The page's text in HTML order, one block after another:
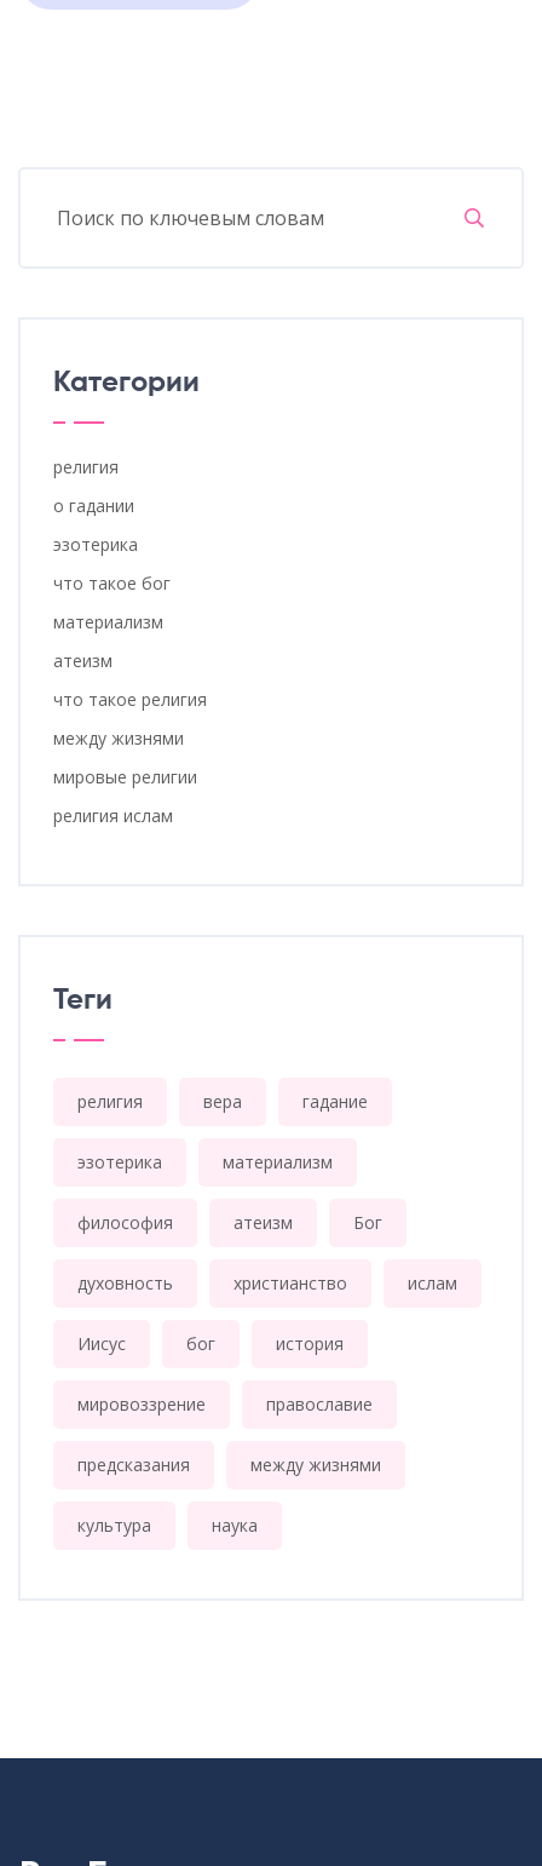
Категории
религия
о гадании
эзотерика
что такое бог
материализм
атеизм
что такое религия
между жизнями
мировые религии
религия ислам
Теги
религия вера гадание
эзотерика материализм
философия атеизм Бог
духовность христианство ислам
Иисус бог история
мировоззрение православие
предсказания между жизнями
культура наука